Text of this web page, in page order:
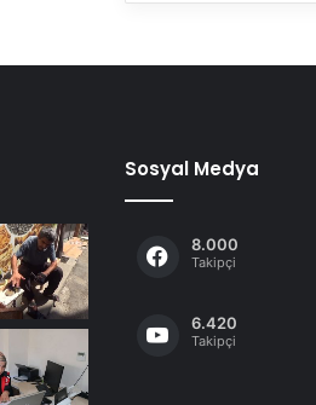
Sosyal Medya
8.000
Takipçi
6.420
Takipçi